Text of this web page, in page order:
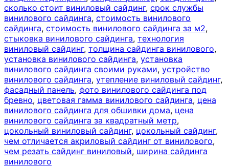
сколько стоит виниловый сайдинг, срок службы
винилового сайдинга, стоимость винилового
сайдинга, стоимость винилового сайдинга за м2,
стыковка винилового сайдинга, технология
виниловый сайдинг, толщина сайдинга винилового,
установка винилового сайдинга, установка
винилового сайдинга своими руками, устройство
винилового сайдинга, утепление виниловый сайдинг,
фасадный панель, фото винилового сайдинга под
бревно, цветовая гамма винилового сайдинга, цена
винилового сайдинга для обшивки дома, цена
винилового сайдинга за квадратный метр,
цокольный виниловый сайдинг, цокольный сайдинг,
чем отличается акриловый сайдинг от винилового,
чем резать сайдинг виниловый, ширина сайдинга
винилового